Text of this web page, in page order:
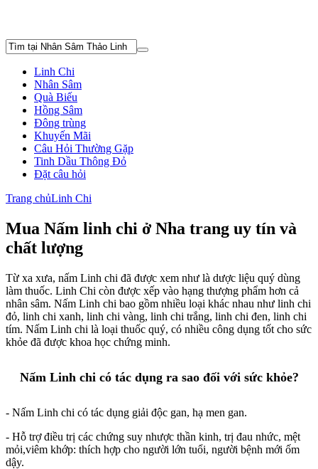
Linh Chi
Nhân Sâm
Quà Biếu
Hồng Sâm
Đông trùng
Khuyến Mãi
Câu Hỏi Thường Gặp
Tinh Dầu Thông Đỏ
Đặt câu hỏi
Trang chủLinh Chi
Mua Nấm linh chi ở Nha trang uy tín và
chất lượng
Từ xa xưa, nấm Linh chi đã được xem như là dược liệu quý dùng
làm thuốc. Linh Chi còn được xếp vào hạng thượng phẩm hơn cả
nhân sâm. Nấm Linh chi bao gồm nhiều loại khác nhau như linh chi
đỏ, linh chi xanh, linh chi vàng, linh chi trắng, linh chi đen, linh chi
tím. Nấm Linh chi là loại thuốc quý, có nhiều công dụng tốt cho sức
khỏe đã được khoa học chứng minh.
Nấm Linh chi có tác dụng ra sao đối với sức khỏe?
- Nấm Linh chi có tác dụng giải độc gan, hạ men gan.
- Hỗ trợ điều trị các chứng suy nhược thần kinh, trị đau nhức, mệt
mỏi,viêm khớp: thích hợp cho người lớn tuổi, người bệnh mới ốm
dậy.